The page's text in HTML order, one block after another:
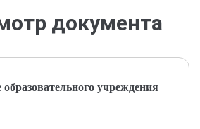
документа
учреждения